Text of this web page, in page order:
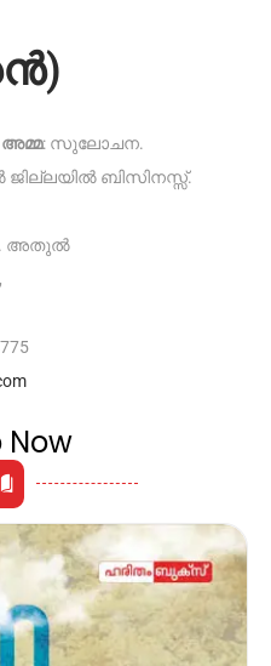
അമ്മ: സുലോചന.
ജില്ലയിൽ ബിസിനസ്സ്.
അതുൽ
Now